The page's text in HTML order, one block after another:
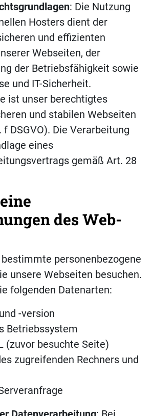
: Die Nutzung
Hosters dient der
und effizienten
Webseiten, der
der Betriebsfähigkeit sowie
und IT-Sicherheit.
ist unser berechtigtes
und stabilen Webseiten
DSGVO). Die Verarbeitung
eines
gemäß Art. 28
des Web-
personenbezogene
unsere Webseiten besuchen.
folgenden Datenarten:
-version
Betriebssystem
(zuvor besuchte Seite)
zugreifenden Rechners und